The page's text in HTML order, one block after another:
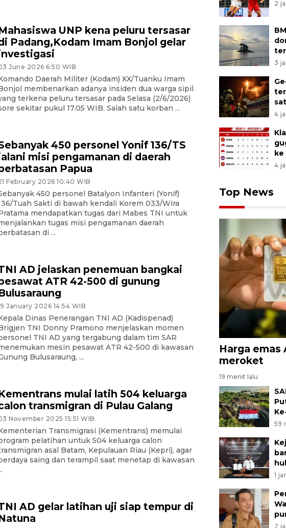
UNP kena peluru tersasar
Padang,Kodam Imam Bonjol gelar
June 2026 6:50 WIB
Daerah Militer (Kodam) XX/Tuanku Imam
membenarkan adanya insiden dua warga sipil
terkena peluru tersasar pada Selasa (2/6/2026)
sekitar pukul 17.05 WIB. Salah satu korban ...
450 personel Yonif 136/TS
misi pengamanan di daerah
Papua
February 2026 10:40 WIB
450 personel Batalyon Infanteri (Yonif)
Tuah Sakti di bawah kendali Korem 033/Wira
mendapatkan tugas dari Mabes TNI untuk
tugas misi pengamanan daerah
di ...
AD jelaskan penemuan bangkai
ATR 42-500 di gunung
January 2026 14:54 WIB
Dinas Penerangan TNI AD (Kadispenad)
TNI Donny Pramono menjelaskan momen
TNI AD yang tergabung dalam tim SAR
mesin pesawat ATR 42-500 di kawasan
Bulusaraung, ...
mulai latih 504 keluarga
transmigran di Pulau Galang
November 2025 15:51 WIB
Transmigrasi (Kementrans) memulai
pelatihan untuk 504 keluarga calon
asal Batam, Kepulauan Riau (Kepri), agar
saing dan terampil saat menetap di kawasan
AD gelar latihan uji siap tempur di
2
3
4
ke
4
Top News
Harga emas
meroket
19 menit lalu
59
1
2